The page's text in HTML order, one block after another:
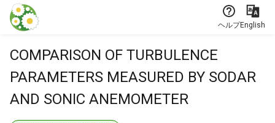
本文に飛ぶ
ヘルプEnglish
COMPARISON OF TURBULENCE
PARAMETERS MEASURED BY SODAR
AND SONIC ANEMOMETER